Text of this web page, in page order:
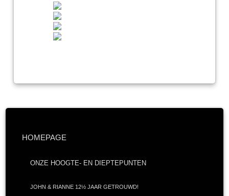
HOMEPAGE
ONZE HOOGTE- EN DIEPTEPUNTEN
JOHN & RIANNE 12½ JAAR GETROUWD!